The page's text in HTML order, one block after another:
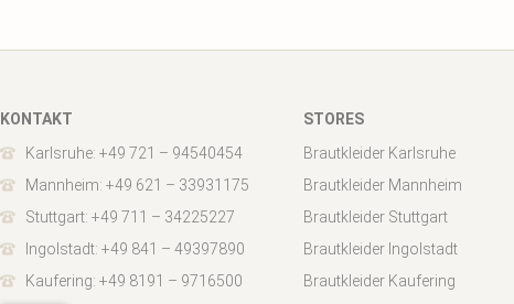
KONTAKT
Karlsruhe: +49 721 – 94540454
Mannheim: +49 621 – 33931175
Stuttgart: +49 711 – 34225227
Ingolstadt: +49 841 – 49397890
Kaufering: +49 8191 – 9716500
STORES
Brautkleider Karlsruhe
Brautkleider Mannheim
Brautkleider Stuttgart
Brautkleider Ingolstadt
Brautkleider Kaufering